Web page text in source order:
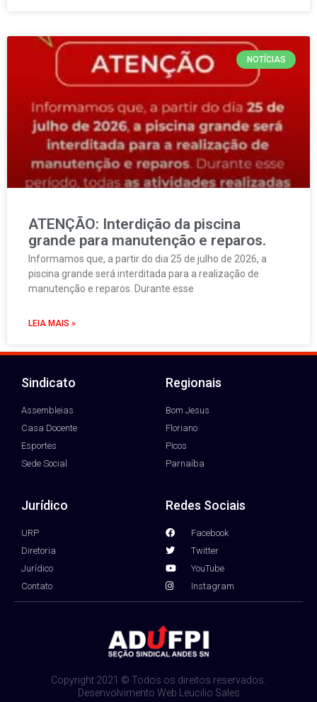
NOTÍCIAS
ATENÇÃO: Interdição da piscina
grande para manutenção e reparos.
Informamos que, a partir do dia 25 de julho de 2026, a
piscina grande será interditada para a realização de
manutenção e reparos. Durante esse
LEIA MAIS »
Sindicato
Assembleias
Casa Docente
Esportes
Sede Social
Regionais
Bom Jesus
Floriano
Picos
Parnaíba
Jurídico
URP
Diretoria
Jurídico
Contato
Redes Sociais
Facebook
Twitter
YouTube
Instagram
Copyright 2021 © Todos os direitos reservados.
Desenvolvimento Web Leucilio Sales